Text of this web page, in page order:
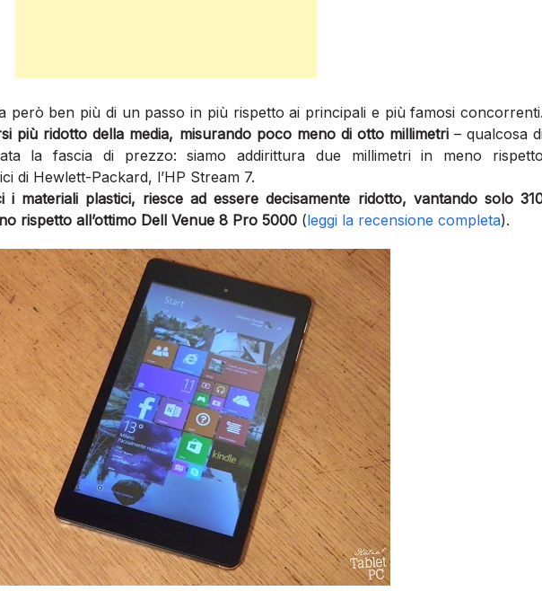
però ben più di un passo in più rispetto ai principali e più famosi
più ridotto della media, misurando poco meno di otto millimetri– qualcosa
la fascia di prezzo: siamo addirittura due millimetri in meno
di Hewlett-Packard, l’HP Stream 7.
i materiali plastici, riesce ad essere decisamente ridotto, vantando solo
rispetto all’ottimo Dell Venue 8 Pro 5000 (leggi la recensione completa).